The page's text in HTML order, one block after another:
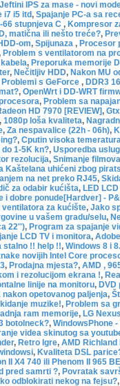
Jeftini IPS za mase - novi
i7 i5 itd, Spajanje PC-a sa
66 stupnjeva C , Kompresor
matična ili nešto treće?,
om, Spijunaza , Procesor
Problem s ventilatorom na
, Preporuka memorije
, Nečitljiv HDD, Nakon MU
Problemi s GeForce , DDR3
, OpenWrt i DD-WRT
, Problem sa
HD 7970 [REVIEW],
, 1080p loša kvaliteta,
, Za nespavalice (22h - 06h),
, Cputin visoka
do 1-5K kn?, Usporedba
rezolucija, Snimanje
Kaštelana uhićeni zbog
na net preko RJ45,
za odabir kućišta, LED
i dobre ponude[Hardver] -
za kućište, Jako
u vašem gradu/selu,
22''), Program za spajanje
LCD TV i monitora,
stalno !! help !!, Windows 8 i
novijih Intel Core
, Prodajna mjesta?, AMD ,
i rezolucijom ekrana !,
linije na monitoru, DVD
opetovanog paljenja,
muzike!, Problem sa
ram memorije, LG
botolneck?, WindowsPhone
videa skinutog sa
, Retro Igre, AMD Richland
, Kvaliteta DSL
II X4 740 ili Phenom II 965
pred samrti ?, Povratak
odblokirati nekog na fejsu?,